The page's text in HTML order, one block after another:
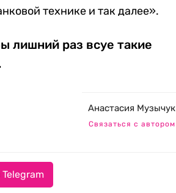
технике и так далее».
лишний раз всуе такие
Анастасия Музычук
Связаться с автором